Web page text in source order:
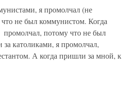
я промолчал (не
не был коммунистом. Когда
потому что не был
католиками, я промолчал,
А когда пришли за мной, к